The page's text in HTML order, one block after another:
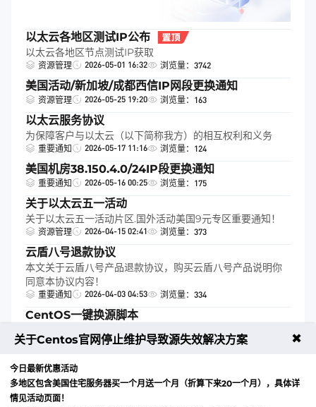
以太云各地区测试IP公布
以太云各地区节点测试IP获取
资源管理 2026-05-01 16:32 浏览量：3742
美国活动/新加坡/成都西信IP网段更换通知
资源管理 2026-05-25 19:20 浏览量：163
以太云服务协议
为保障客户与以太云（以下简称我方）的相互权利和义务
重要通知 2026-05-17 11:16 浏览量：124
美国机房38.150.4.0/24IP段更换通知
重要通知 2026-05-16 00:25 浏览量：175
关于以太云五一活动
关于以太云五一活动片区.国外活动美国9元专区重要通知！
资源管理 2026-04-15 02:41 浏览量：373
云盾八号退款协议
本文关于云盾八号产品退款协议，购买云盾八号产品说明你
同意本协议内容！
重要通知 2026-04-03 04:53 浏览量：334
CentOS一键换源脚本
CentOS停运无法更新，一键换源脚本执行即可更新！
资源管理 2026-04-03 04:45 浏览量：275
首页
关于Centos官网停止维护导致源失效解决方案 ✖
今日最新优惠活动
多地区包含美国住宅服务器买一个月送一个月（折算下来20一个月），具体详
情见活动页面！